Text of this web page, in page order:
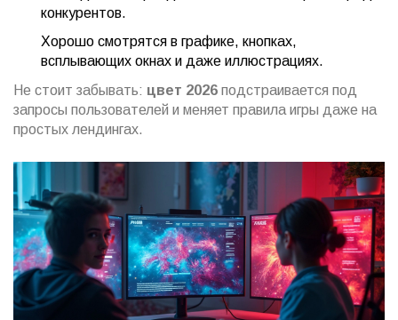
конкурентов.
Хорошо смотрятся в графике, кнопках,
всплывающих окнах и даже иллюстрациях.
Не стоит забывать: цвет 2026 подстраивается под
запросы пользователей и меняет правила игры даже на
простых лендингах.